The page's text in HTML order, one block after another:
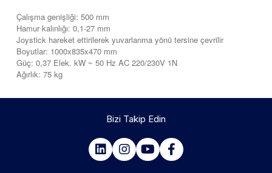
Çalışma genişliği: 500 mm
Hamur kalınlığı: 0,1-27 mm
Joystick hareket ettirilerek yuvarlanma yönü tersine çevrilir
Boyutlar: 1000x835x470 mm
Güç: 0,37 Elek. kW ~ 50 Hz AC 220/230V 1N
Ağırlık: 75 kg
Bizi Takip Edin